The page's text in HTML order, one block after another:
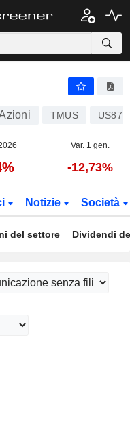
TMUS
Var. 1 gen.
-12,73%
Notizie Società
del settore Dividendi